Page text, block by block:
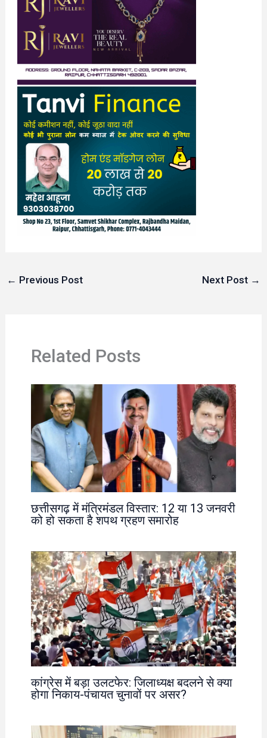
← Previous Post Next Post →
Related Posts
छत्तीसगढ़ में मंत्रिमंडल विस्तार: 12 या 13 जनवरी
को हो सकता है शपथ ग्रहण समारोह
कांग्रेस में बड़ा उलटफेर: जिलाध्यक्ष बदलने से क्या
होगा निकाय-पंचायत चुनावों पर असर?